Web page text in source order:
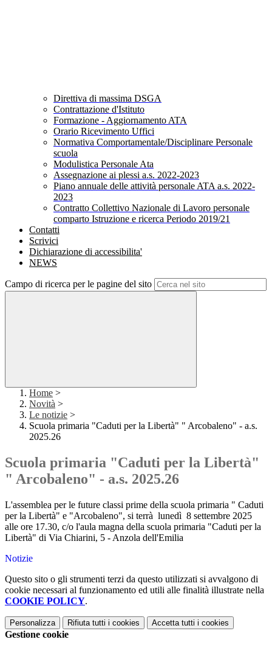
Direttiva di massima DSGA
Contrattazione d'Istituto
Formazione - Aggiornamento ATA
Orario Ricevimento Uffici
Normativa Comportamentale/Disciplinare Personale
scuola
Modulistica Personale Ata
Assegnazione ai plessi a.s. 2022-2023
Piano annuale delle attività personale ATA a.s. 2022-
2023
Contratto Collettivo Nazionale di Lavoro personale
comparto Istruzione e ricerca Periodo 2019/21
Contatti
Scrivici
Dichiarazione di accessibilita'
NEWS
Campo di ricerca per le pagine del sito
Home >
Novità >
Le notizie >
Scuola primaria "Caduti per la Libertà" " Arcobaleno" - a.s.
2025.26
Scuola primaria "Caduti per la Libertà"
" Arcobaleno" - a.s. 2025.26
L'assemblea per le future classi prime della scuola primaria " Caduti
per la Libertà" e "Arcobaleno", si terrà lunedì 8 settembre 2025
alle ore 17.30, c/o l'aula magna della scuola primaria "Caduti per la
Libertà" di Via Chiarini, 5 - Anzola dell'Emilia
Notizie
Questo sito o gli strumenti terzi da questo utilizzati si avvalgono di
cookie necessari al funzionamento ed utili alle finalità illustrate nella
COOKIE POLICY.
Personalizza Rifiuta tutti i cookies Accetta tutti i cookies
Gestione cookie